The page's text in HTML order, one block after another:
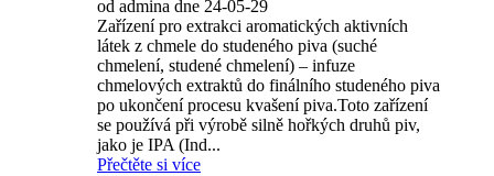
od admina dne 24-05-29
Zařízení pro extrakci aromatických aktivních
látek z chmele do studeného piva (suché
chmelení, studené chmelení) – infuze
chmelových extraktů do finálního studeného piva
po ukončení procesu kvašení piva.Toto zařízení
se používá při výrobě silně hořkých druhů piv,
jako je IPA (Ind...
Přečtěte si více